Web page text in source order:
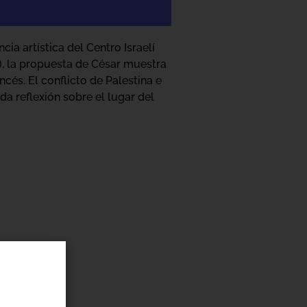
artística del Centro Israelí
la propuesta de César muestra
El conflicto de Palestina e
reflexión sobre el lugar del